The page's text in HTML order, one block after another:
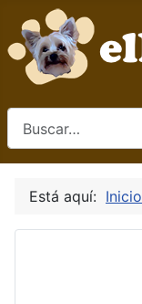
Está aquí: Inicio